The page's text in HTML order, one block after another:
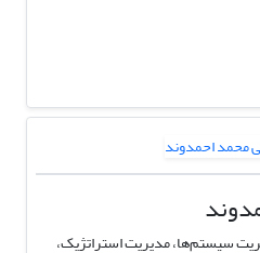
سیستم‌ها، مدیریت استراتژیک،